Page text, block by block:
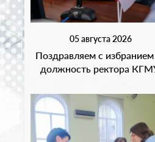
05 августа 2026
Поздравляем с избранием
должность ректора